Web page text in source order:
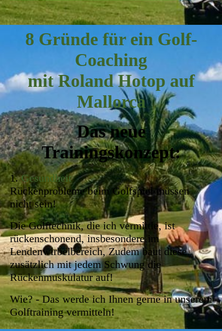
8 Gründe für ein Golf-
Coaching
mit Roland Hotop auf
Mallorca
Das neue
Trainingskonzept:
1.Gesundheit
Rückenprobleme beim Golfspiel müssen
nicht sein!
Die Golftechnik, die ich vermittle, ist
rückenschonend, insbesondere im
Lendenwirbelbereich, Zudem baut diese
zusätzlich mit jedem Schwung die
Rückenmuskulatur auf!
Wie? - Das werde ich Ihnen gerne in unserem
Golftraining vermitteln!